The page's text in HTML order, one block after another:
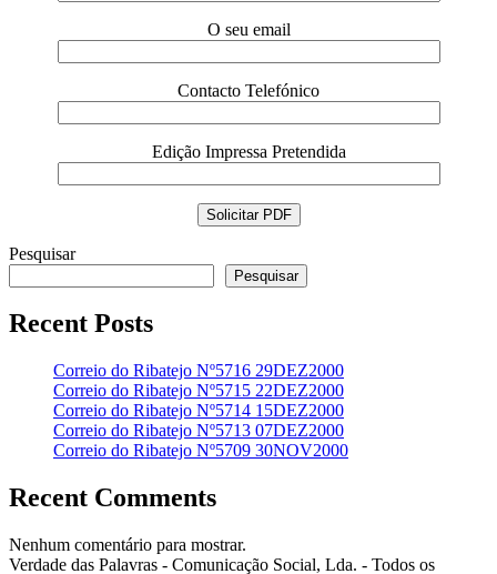
O seu email
Contacto Telefónico
Edição Impressa Pretendida
Pesquisar
Pesquisar
Recent Posts
Correio do Ribatejo Nº5716 29DEZ2000
Correio do Ribatejo Nº5715 22DEZ2000
Correio do Ribatejo Nº5714 15DEZ2000
Correio do Ribatejo Nº5713 07DEZ2000
Correio do Ribatejo Nº5709 30NOV2000
Recent Comments
Nenhum comentário para mostrar.
Verdade das Palavras - Comunicação Social, Lda. - Todos os